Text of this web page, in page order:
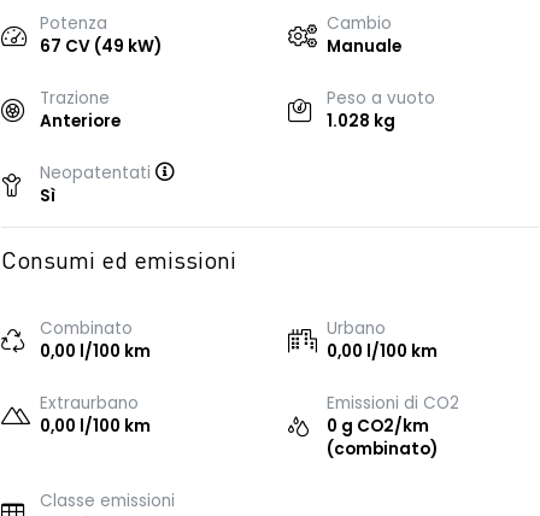
Potenza
67 CV (49 kW)
Cambio
Manuale
Trazione
Anteriore
Peso a vuoto
1.028 kg
Neopatentati
Sì
Consumi ed emissioni
Combinato
0,00 l/100 km
Urbano
0,00 l/100 km
Extraurbano
0,00 l/100 km
Emissioni di CO2
0 g CO2/km
(combinato)
Classe emissioni